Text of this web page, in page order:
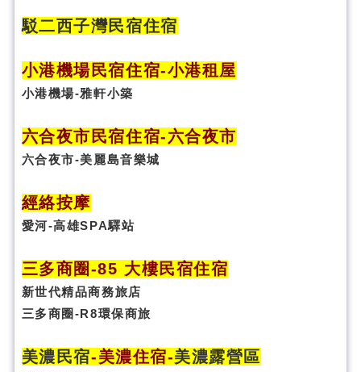
駁二西子灣民宿住宿
小港機場民宿住宿-小港租屋
小港機場-雅軒小築
六合夜市民宿住宿-六合夜市
六合夜市-美麗島音樂城
經絡按摩
愛河-高雄SPA驛站
三多商圈 -85 大樓民宿住宿
新世代精品商務旅店
三多商圈-R8環保商旅
美濃民宿-美濃住宿-美濃露營區